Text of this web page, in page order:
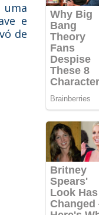
uma
e
de